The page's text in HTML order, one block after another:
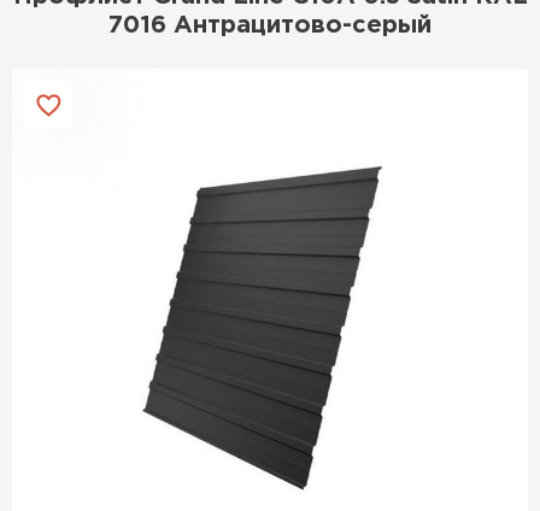
7016 Антрацитово-серый
Перейти в каталог